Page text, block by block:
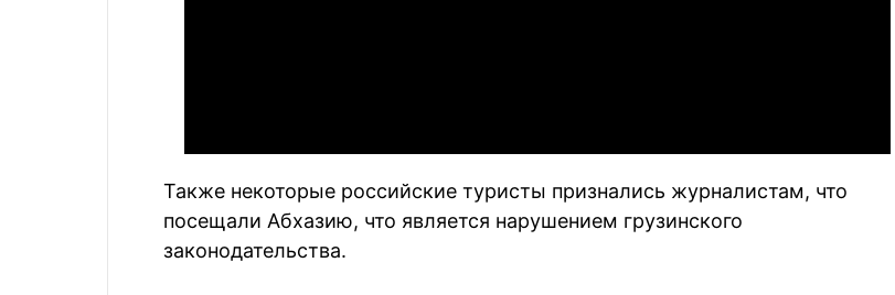
Также некоторые российские туристы признались журналистам, что
посещали Абхазию, что является нарушением грузинского
законодательства.